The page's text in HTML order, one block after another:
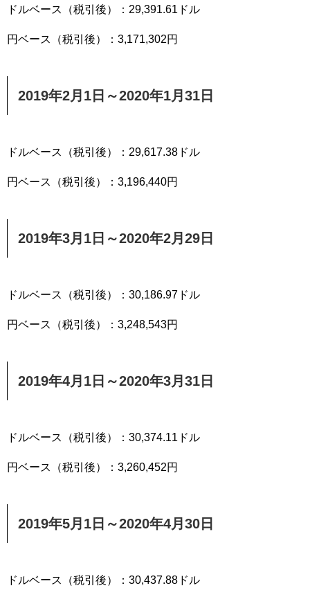
ドルベース（税引後）：29,391.61ドル
円ベース（税引後）：3,171,302円
2019年2月1日～2020年1月31日
ドルベース（税引後）：29,617.38ドル
円ベース（税引後）：3,196,440円
2019年3月1日～2020年2月29日
ドルベース（税引後）：30,186.97ドル
円ベース（税引後）：3,248,543円
2019年4月1日～2020年3月31日
ドルベース（税引後）：30,374.11ドル
円ベース（税引後）：3,260,452円
2019年5月1日～2020年4月30日
ドルベース（税引後）：30,437.88ドル